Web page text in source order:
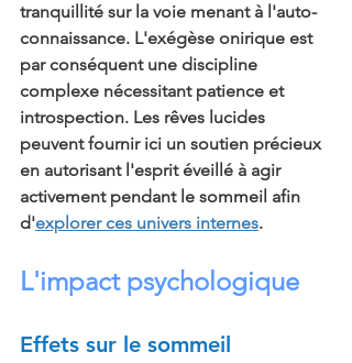
tranquillité sur la voie menant à l'auto-
connaissance. L'exégèse onirique est
par conséquent une discipline
complexe nécessitant patience et
introspection. Les rêves lucides
peuvent fournir ici un soutien précieux
en autorisant l'esprit éveillé à agir
activement pendant le sommeil afin
d'explorer ces univers internes.
L'impact psychologique
Effets sur le sommeil